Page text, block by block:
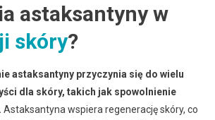
astaksantyny w
skóry?
astaksantyny przyczynia się do wielu
dla skóry, takich jak spowolnienie
Astaksantyna wspiera regenerację skóry, co